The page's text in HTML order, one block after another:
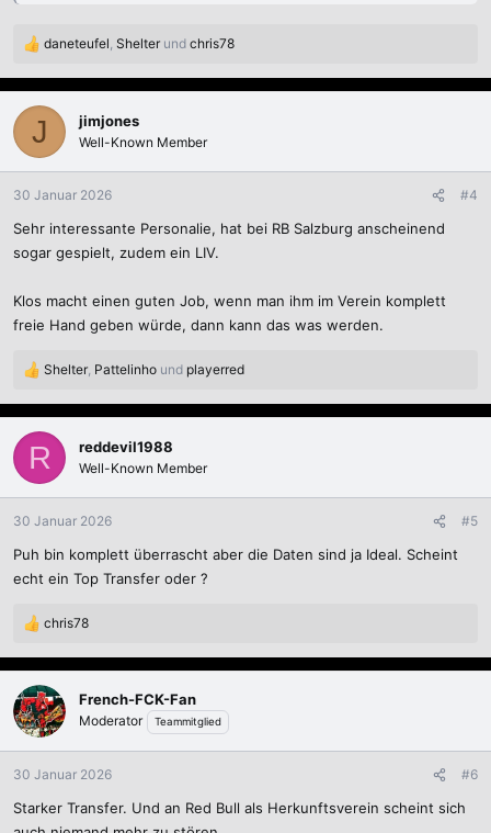
R
a
k
i
o
n
n
:
daneteufel, Shelter und chris78
J jimjones
Well-Known Member
30 Januar 2026 #4
Sehr interessante Personalie, hat bei RB Salzburg anscheinend
sogar gespielt, zudem ein LIV.
Klos macht einen guten Job, wenn man ihm im Verein komplett
freie Hand geben würde, dann kann das was werden.
R
a
k
i
o
n
n
:
Shelter, Pattelinho und playerred
R reddevil1988
Well-Known Member
30 Januar 2026 #5
Puh bin komplett überrascht aber die Daten sind ja Ideal. Scheint
echt ein Top Transfer oder ?
R
a
k
t
i
o
n
n
:
chris78
French-FCK-Fan
Moderator Teammitglied
30 Januar 2026 #6
Starker Transfer. Und an Red Bull als Herkunftsverein scheint sich